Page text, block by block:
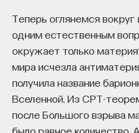
Теперь оглянемся
одним естественным
окружает только
мира исчезла
получила название
Вселенной. Из СРТ-
после Большого взрыва
было равное количество.